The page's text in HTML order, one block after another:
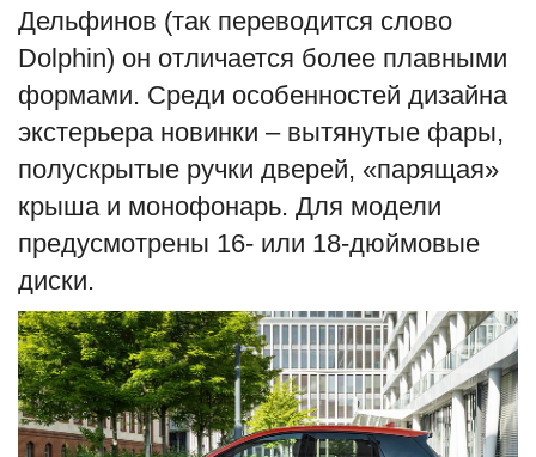
Дельфинов (так переводится слово
Dolphin) он отличается более плавными
формами. Среди особенностей дизайна
экстерьера новинки – вытянутые фары,
полускрытые ручки дверей, «парящая»
крыша и монофонарь. Для модели
предусмотрены 16- или 18-дюймовые
диски.